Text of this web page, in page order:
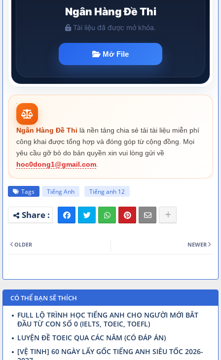
Ngân Hàng Đề Thi là nền tảng chia sẻ tải tài liệu miễn phí
công khai được tổng hợp và đóng góp từ cộng đồng. Mọi
yêu cầu gỡ bỏ do bản quyền xin vui lòng gửi về
hoc0dong1@gmail.com
Tags Tiếng Anh Tiếng anh 12
NEWER
OLDER
CÓ THỂ BẠN SẼ THÍCH
FULL LỘ TRÌNH HỌC TIẾNG ANH CHO NGƯỜI MỚI BẮT
ĐẦU TỪ CON SỐ 0 (IELTS, TOEIC, TOEFL)
LUYỆN ĐỀ TOEIC QUA CÁC NĂM (CÓ ĐÁP ÁN)
[VỆ TINH] 60 NGÀY LẤY GỐC TIẾNG ANH SIÊU TỐC 2026-